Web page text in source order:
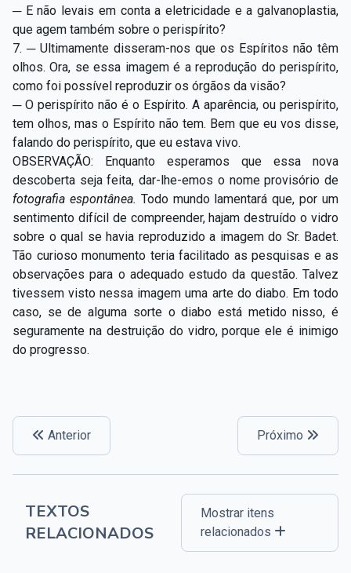
─ E não levais em conta a eletricidade e a galvanoplastia,
que agem também sobre o perispírito?
7. ─ Ultimamente disseram-nos que os Espíritos não têm
olhos. Ora, se essa imagem é a reprodução do perispírito,
como foi possível reproduzir os órgãos da visão?
─ O perispírito não é o Espírito. A aparência, ou perispírito,
tem olhos, mas o Espírito não tem. Bem que eu vos disse,
falando do perispírito, que eu estava vivo.
OBSERVAÇÃO: Enquanto esperamos que essa nova
descoberta seja feita, dar-lhe-emos o nome provisório de
fotografia espontânea. Todo mundo lamentará que, por um
sentimento difícil de compreender, hajam destruído o vidro
sobre o qual se havia reproduzido a imagem do Sr. Badet.
Tão curioso monumento teria facilitado as pesquisas e as
observações para o adequado estudo da questão. Talvez
tivessem visto nessa imagem uma arte do diabo. Em todo
caso, se de alguma sorte o diabo está metido nisso, é
seguramente na destruição do vidro, porque ele é inimigo
do progresso.
Anterior Próximo
TEXTOS
RELACIONADOS
Mostrar itens
relacionados